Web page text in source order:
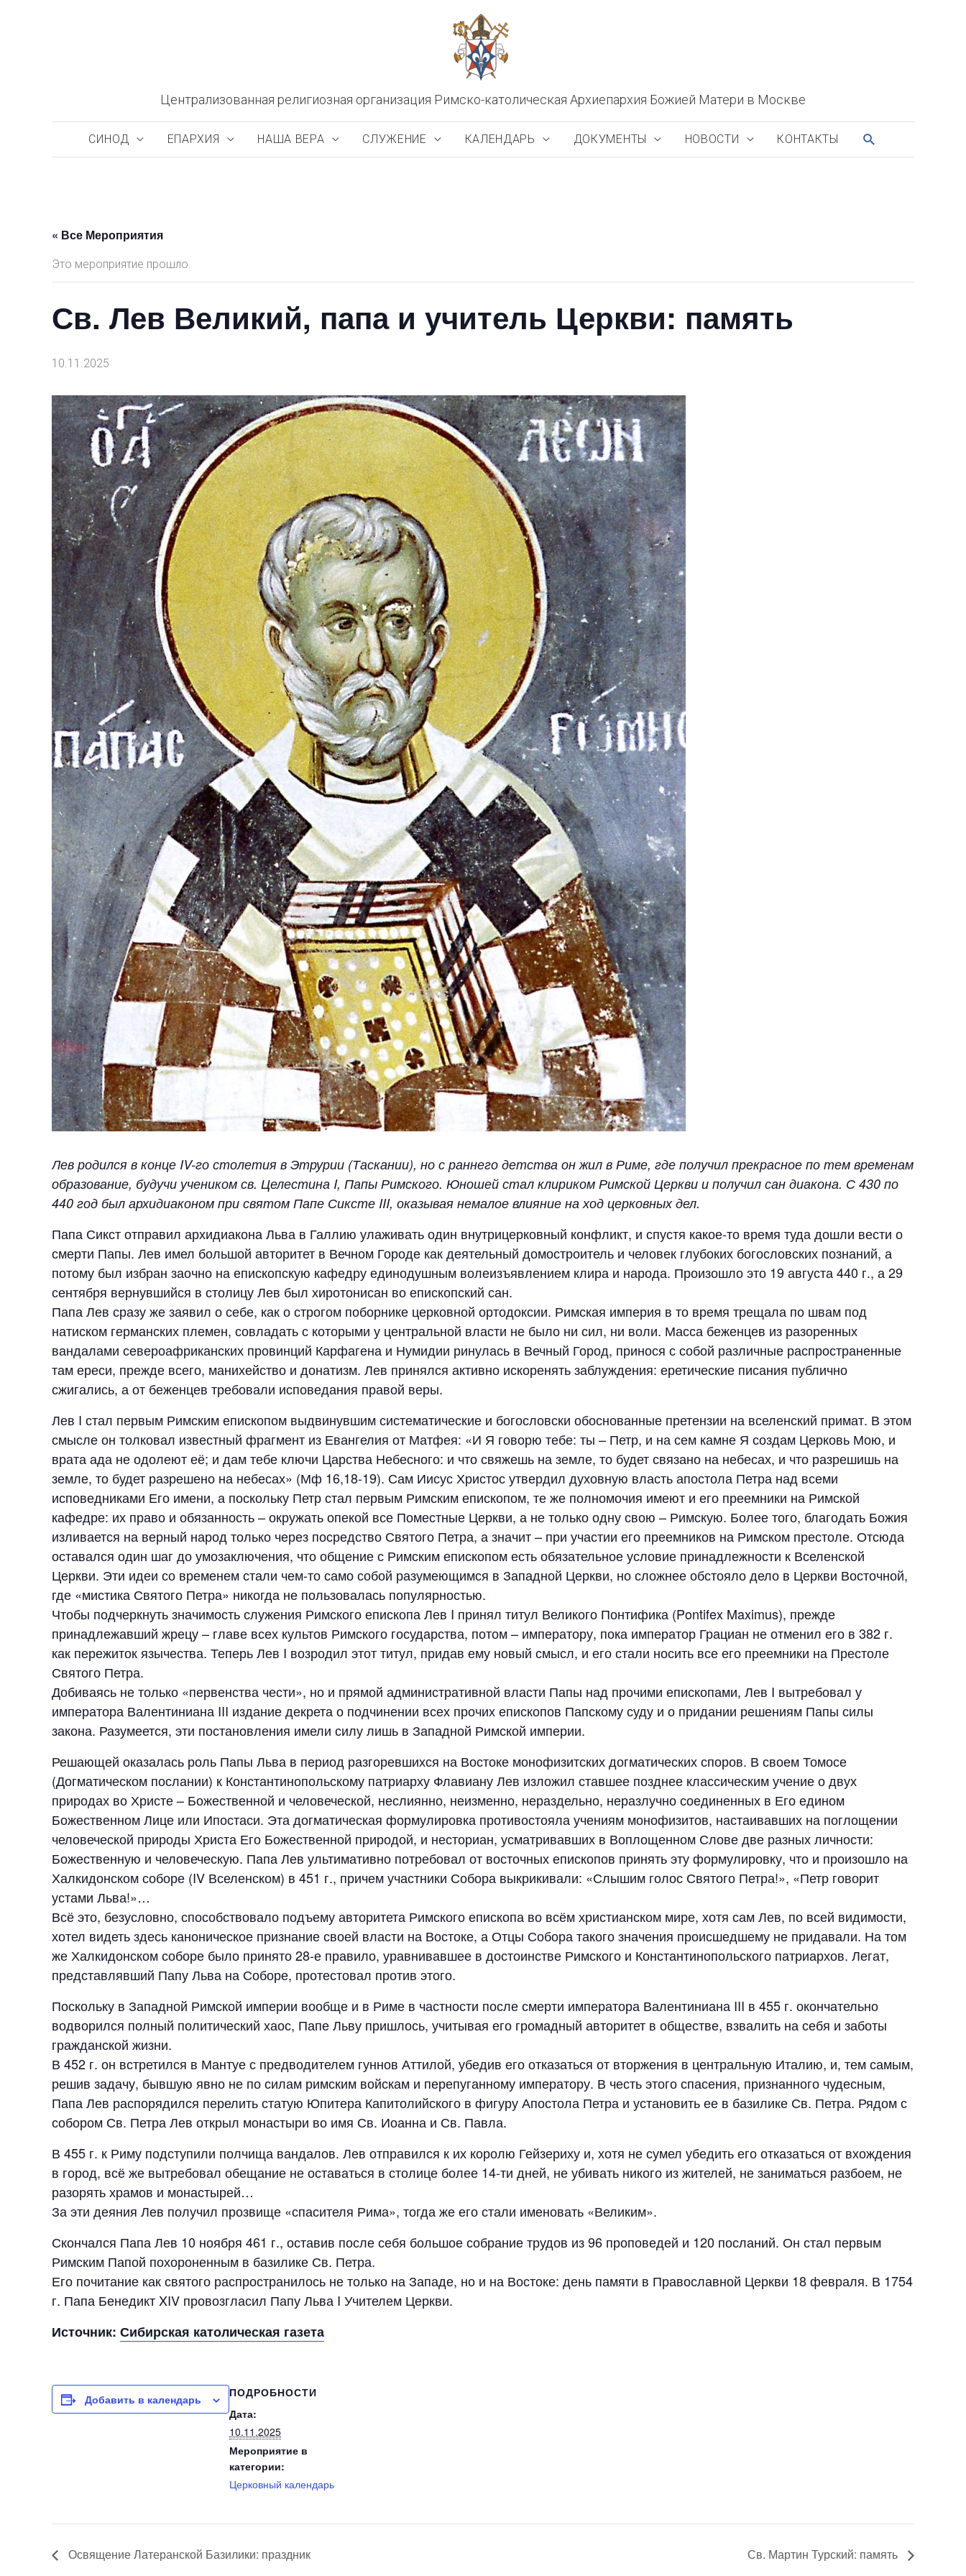
Централизованная религиозная организация Римско-католическая Архиепархия Божией Матери в Москве
СИНОД ЕПАРХИЯ НАША ВЕРА СЛУЖЕНИЕ КАЛЕНДАРЬ ДОКУМЕНТЫ НОВОСТИ КОНТАКТЫ ПОИСК
« Все Мероприятия
Это мероприятие прошло.
Св. Лев Великий, папа и учитель Церкви: память
10.11.2025
Лев родился в конце IV-го столетия в Этрурии (Таскании), но с раннего детства он жил в Риме, где получил прекрасное по тем временам
образование, будучи учеником св. Целестина I, Папы Римского. Юношей стал клириком Римской Церкви и получил сан диакона. С 430 по
440 год был архидиаконом при святом Папе Сиксте III, оказывая немалое влияние на ход церковных дел.
Папа Сикст отправил архидиакона Льва в Галлию улаживать один внутрицерковный конфликт, и спустя какое-то время туда дошли вести о
смерти Папы. Лев имел большой авторитет в Вечном Городе как деятельный домостроитель и человек глубоких богословских познаний, а
потому был избран заочно на епископскую кафедру единодушным волеизъявлением клира и народа. Произошло это 19 августа 440 г., а 29
сентября вернувшийся в столицу Лев был хиротонисан во епископский сан.
Папа Лев сразу же заявил о себе, как о строгом поборнике церковной ортодоксии. Римская империя в то время трещала по швам под
натиском германских племен, совладать с которыми у центральной власти не было ни сил, ни воли. Масса беженцев из разоренных
вандалами североафриканских провинций Карфагена и Нумидии ринулась в Вечный Город, принося с собой различные распространенные
там ереси, прежде всего, манихейство и донатизм. Лев принялся активно искоренять заблуждения: еретические писания публично
сжигались, а от беженцев требовали исповедания правой веры.
Лев I стал первым Римским епископом выдвинувшим систематические и богословски обоснованные претензии на вселенский примат. В этом
смысле он толковал известный фрагмент из Евангелия от Матфея: «И Я говорю тебе: ты – Петр, и на сем камне Я создам Церковь Мою, и
врата ада не одолеют её; и дам тебе ключи Царства Небесного: и что свяжешь на земле, то будет связано на небесах, и что разрешишь на
земле, то будет разрешено на небесах» (Мф 16,18-19). Сам Иисус Христос утвердил духовную власть апостола Петра над всеми
исповедниками Его имени, а поскольку Петр стал первым Римским епископом, те же полномочия имеют и его преемники на Римской
кафедре: их право и обязанность – окружать опекой все Поместные Церкви, а не только одну свою – Римскую. Более того, благодать Божия
изливается на верный народ только через посредство Святого Петра, а значит – при участии его преемников на Римском престоле. Отсюда
оставался один шаг до умозаключения, что общение с Римским епископом есть обязательное условие принадлежности к Вселенской
Церкви. Эти идеи со временем стали чем-то само собой разумеющимся в Западной Церкви, но сложнее обстояло дело в Церкви Восточной,
где «мистика Святого Петра» никогда не пользовалась популярностью.
Чтобы подчеркнуть значимость служения Римского епископа Лев I принял титул Великого Понтифика (Pontifex Maximus), прежде
принадлежавший жрецу – главе всех культов Римского государства, потом – императору, пока император Грациан не отменил его в 382 г.
как пережиток язычества. Теперь Лев I возродил этот титул, придав ему новый смысл, и его стали носить все его преемники на Престоле
Святого Петра.
Добиваясь не только «первенства чести», но и прямой административной власти Папы над прочими епископами, Лев I вытребовал у
императора Валентиниана III издание декрета о подчинении всех прочих епископов Папскому суду и о придании решениям Папы силы
закона. Разумеется, эти постановления имели силу лишь в Западной Римской империи.
Решающей оказалась роль Папы Льва в период разгоревшихся на Востоке монофизитских догматических споров. В своем Томосе
(Догматическом послании) к Константинопольскому патриарху Флавиану Лев изложил ставшее позднее классическим учение о двух
природах во Христе – Божественной и человеческой, неслиянно, неизменно, нераздельно, неразлучно соединенных в Его едином
Божественном Лице или Ипостаси. Эта догматическая формулировка противостояла учениям монофизитов, настаивавших на поглощении
человеческой природы Христа Его Божественной природой, и несториан, усматривавших в Воплощенном Слове две разных личности:
Божественную и человеческую. Папа Лев ультимативно потребовал от восточных епископов принять эту формулировку, что и произошло на
Халкидонском соборе (IV Вселенском) в 451 г., причем участники Собора выкрикивали: «Слышим голос Святого Петра!», «Петр говорит
устами Льва!»…
Всё это, безусловно, способствовало подъему авторитета Римского епископа во всём христианском мире, хотя сам Лев, по всей видимости,
хотел видеть здесь каноническое признание своей власти на Востоке, а Отцы Собора такого значения происшедшему не придавали. На том
же Халкидонском соборе было принято 28-е правило, уравнивавшее в достоинстве Римского и Константинопольского патриархов. Легат,
представлявший Папу Льва на Соборе, протестовал против этого.
Поскольку в Западной Римской империи вообще и в Риме в частности после смерти императора Валентиниана III в 455 г. окончательно
водворился полный политический хаос, Папе Льву пришлось, учитывая его громадный авторитет в обществе, взвалить на себя и заботы
гражданской жизни.
В 452 г. он встретился в Мантуе с предводителем гуннов Аттилой, убедив его отказаться от вторжения в центральную Италию, и, тем самым,
решив задачу, бывшую явно не по силам римским войскам и перепуганному императору. В честь этого спасения, признанного чудесным,
Папа Лев распорядился перелить статую Юпитера Капитолийского в фигуру Апостола Петра и установить ее в базилике Св. Петра. Рядом с
собором Св. Петра Лев открыл монастыри во имя Св. Иоанна и Св. Павла.
В 455 г. к Риму подступили полчища вандалов. Лев отправился к их королю Гейзериху и, хотя не сумел убедить его отказаться от вхождения
в город, всё же вытребовал обещание не оставаться в столице более 14-ти дней, не убивать никого из жителей, не заниматься разбоем, не
разорять храмов и монастырей…
За эти деяния Лев получил прозвище «спасителя Рима», тогда же его стали именовать «Великим».
Скончался Папа Лев 10 ноября 461 г., оставив после себя большое собрание трудов из 96 проповедей и 120 посланий. Он стал первым
Римским Папой похороненным в базилике Св. Петра.
Его почитание как святого распространилось не только на Западе, но и на Востоке: день памяти в Православной Церкви 18 февраля. В 1754
г. Папа Бенедикт XIV провозгласил Папу Льва I Учителем Церкви.
Источник: Сибирская католическая газета
Добавить в календарь
ПОДРОБНОСТИ
Дата:
10.11.2025
Мероприятие в
категории:
Церковный календарь
Освящение Латеранской Базилики: праздник Св. Мартин Турский: память